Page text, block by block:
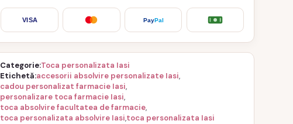
VISA PayPal
Categorie Toca personalizata Iasi
Etichetă accesorii absolvire personalizate Iasi,
cadou personalizat farmacie Iasi,
personalizare toca farmacie Iasi,
toca absolvire facultatea de farmacie,
toca personalizata absolvire Iasi,toca personalizata Iasi